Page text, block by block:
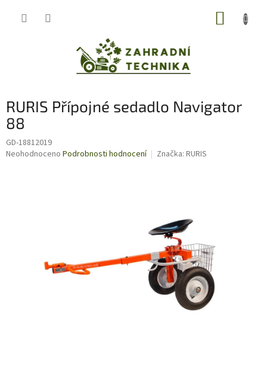
RURIS Přípojné sedadlo Navigator
88
GD-18812019
Průměrné
Neohodnoceno Podrobnosti hodnocení Značka: RURIS